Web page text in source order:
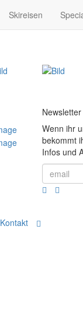
Skireisen
Newsletter
Wenn ihr
bekommt
Infos und
Kontakt